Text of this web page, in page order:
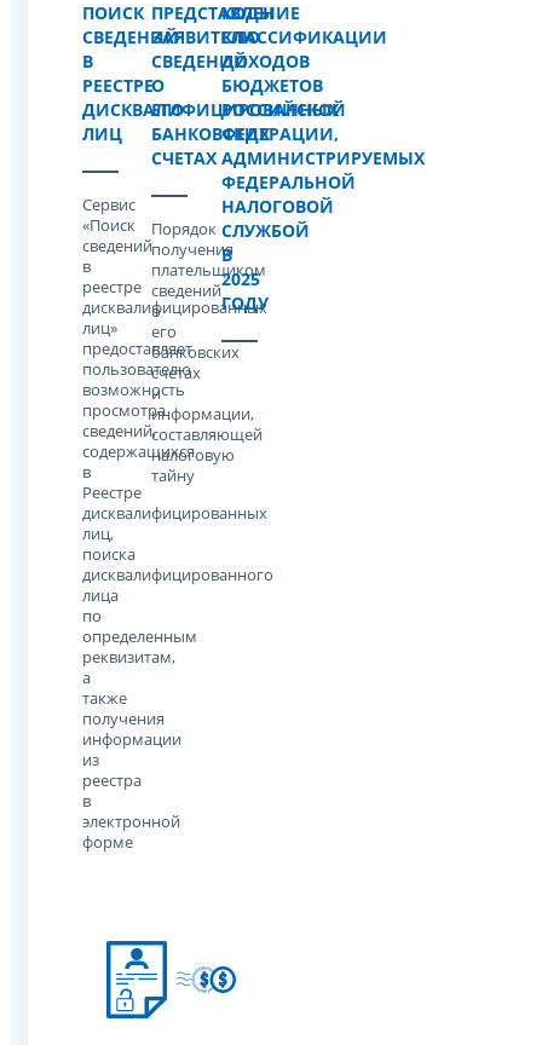
ПОИСК
СВЕДЕНИЙ
В
РЕЕСТРЕ
ДИСКВАЛИФИЦИРОВАННЫХ
ЛИЦ
Сервис
«Поиск
сведений
в
реестре
дисквалифицированных
лиц»
предоставляет
пользователю
возможность
просмотра
сведений,
содержащихся
в
Реестре
дисквалифицированных
лиц,
поиска
дисквалифицированного
лица
по
определенным
реквизитам,
а
также
получения
информации
из
реестра
в
электронной
форме
ПРЕДСТАВЛЕНИЕ
ЗАЯВИТЕЛЮ
СВЕДЕНИЙ
О
ЕГО
БАНКОВСКИХ
СЧЕТАХ
Порядок
получения
плательщиком
сведений
о
его
банковских
счетах
и
информации,
составляющей
налоговую
тайну
КОДЫ
КЛАССИФИКАЦИИ
ДОХОДОВ
БЮДЖЕТОВ
РОССИЙСКОЙ
ФЕДЕРАЦИИ,
АДМИНИСТРИРУЕМЫХ
ФЕДЕРАЛЬНОЙ
НАЛОГОВОЙ
СЛУЖБОЙ
В
2025
ГОДУ